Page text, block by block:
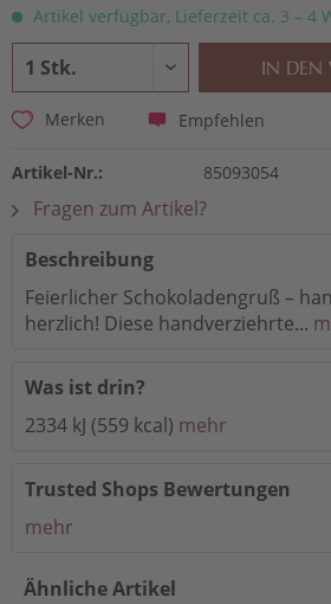
Artikel verfügbar, Lieferzeit ca. 3 – 4
IN DEN
Merken Empfehlen
Artikel-Nr.: 85093054
Fragen zum Artikel?
Beschreibung
Feierlicher Schokoladengruß –
herzlich! Diese handverziehrte...
Was ist drin?
2334 kJ (559 kcal) mehr
Trusted Shops Bewertungen
mehr
Ähnliche Artikel